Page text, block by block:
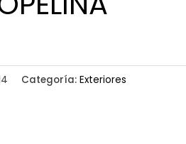
Categoría: Exteriores